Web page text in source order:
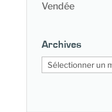
Vendée
Archives
Archives